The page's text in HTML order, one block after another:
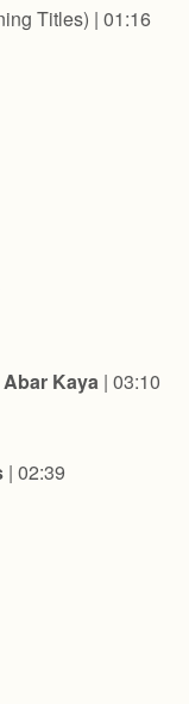
Titles) | 01:16
Kaya | 03:10
| 02:39